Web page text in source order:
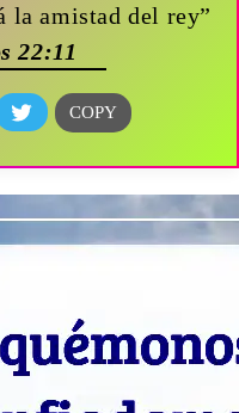
la amistad del rey”
22:11